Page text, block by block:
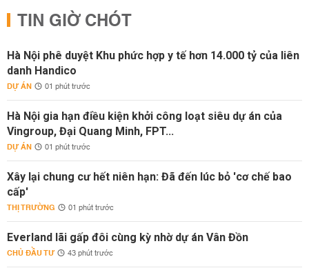
TIN GIỜ CHÓT
Hà Nội phê duyệt Khu phức hợp y tế hơn 14.000 tỷ của liên
danh Handico
DỰ ÁN 01 phút trước
Hà Nội gia hạn điều kiện khởi công loạt siêu dự án của
Vingroup, Đại Quang Minh, FPT...
DỰ ÁN 01 phút trước
Xây lại chung cư hết niên hạn: Đã đến lúc bỏ 'cơ chế bao
cấp'
THỊ TRƯỜNG 01 phút trước
Everland lãi gấp đôi cùng kỳ nhờ dự án Vân Đồn
CHỦ ĐẦU TƯ 43 phút trước